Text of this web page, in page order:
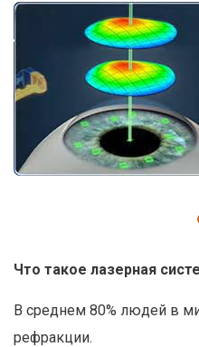
Что такое лазерная
В среднем 80% людей в
рефракции.